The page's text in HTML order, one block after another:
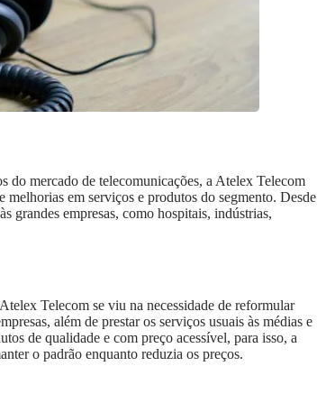
do mercado de telecomunicações, a Atelex Telecom
em serviços e produtos do segmento. Desde
grandes empresas, como hospitais, indústrias,
Telecom se viu na necessidade de reformular
além de prestar os serviços usuais às médias e
de qualidade e com preço acessível, para isso, a
o padrão enquanto reduzia os preços.